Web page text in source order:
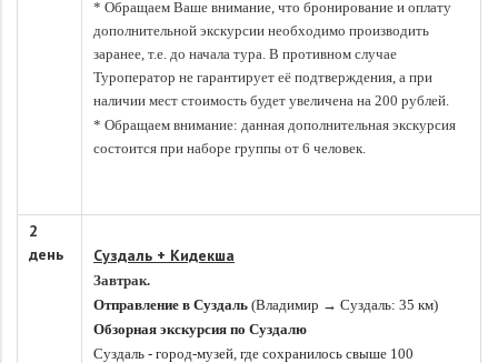
* Обращаем Ваше внимание, что бронирование и оплату
дополнительной экскурсии необходимо производить
заранее, т.е. до начала тура. В противном случае
Туроператор не гарантирует её подтверждения, а при
наличии мест стоимость будет увеличена на 200 рублей.
* Обращаем внимание: данная дополнительная экскурсия
состоится при наборе группы от 6 человек.
2
день
Суздаль + Кидекша
Завтрак.
Отправление в Суздаль (Владимир → Суздаль: 35 км)
Обзорная экскурсия по Суздалю
Суздаль - город-музей, где сохранилось свыше 100